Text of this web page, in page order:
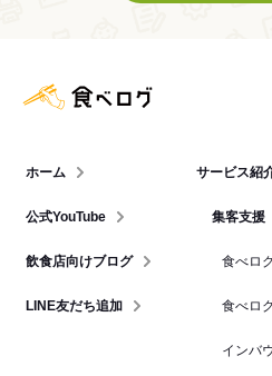
ホーム
公式YouTube
飲食店向けブログ
LINE友だち追加
サービス紹
集客支援
食べロ
食べロ
インバ